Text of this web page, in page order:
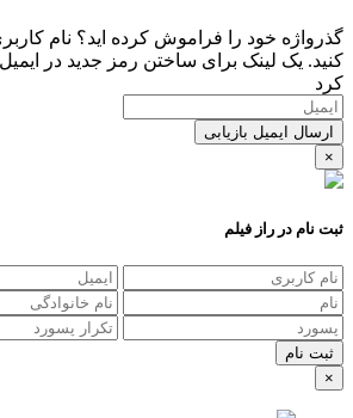
گذرواژه خود را فراموش کرده اید؟ نام
کنید. یک لینک برای ساختن رمز جدید در
کرد
ارسال ایمیل بازیابی
×
ثبت نام در راز فیلم
×